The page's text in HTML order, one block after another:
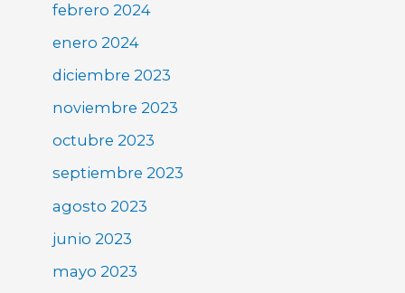
febrero 2024
enero 2024
diciembre 2023
noviembre 2023
octubre 2023
septiembre 2023
agosto 2023
junio 2023
mayo 2023